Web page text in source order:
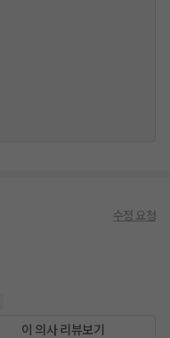
수정 요청
이 의사 리뷰보기